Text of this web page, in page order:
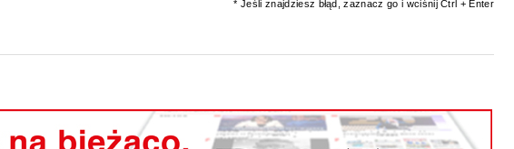
* Jeśli znajdziesz błąd, zaznacz go i wciśnij Ctrl + Enter